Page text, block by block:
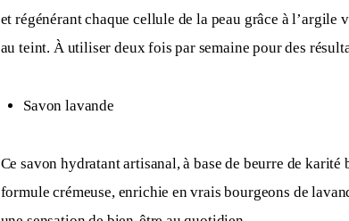
et régénérant chaque cellule de la peau grâce à l’argile
au teint. À utiliser deux fois par semaine pour des
Savon lavande
Ce savon hydratant artisanal, à base de beurre de
formule crémeuse, enrichie en vrais bourgeons de